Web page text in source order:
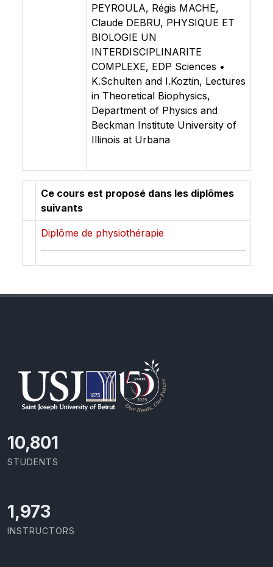
PEYROULA, Régis MACHE,
Claude DEBRU, PHYSIQUE ET
BIOLOGIE UN
INTERDISCIPLINARITE
COMPLEXE, EDP Sciences •
K.Schulten and I.Koztin, Lectures
in Theoretical Biophysics,
Department of Physics and
Beckman Institute University of
Illinois at Urbana
Ce cours est proposé dans les diplômes
suivants
Diplôme de physiothérapie
11,418
STUDENTS
2,086
INSTRUCTORS